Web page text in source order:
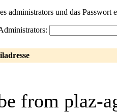
administrators und das
from plaz-